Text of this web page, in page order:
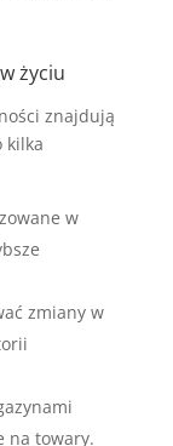
życiu
znajdują
kilka
w
zmiany w
na towary.